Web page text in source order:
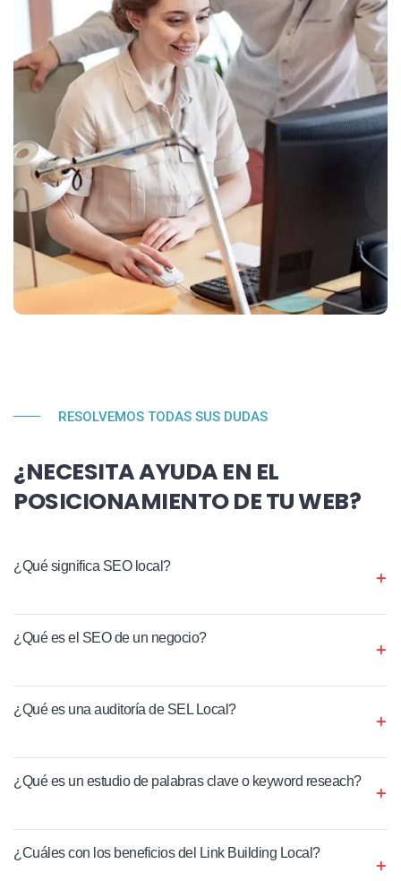
RESOLVEMOS TODAS SUS DUDAS
¿NECESITA AYUDA EN EL
POSICIONAMIENTO DE TU WEB?
¿Qué significa SEO local?
¿Qué es el SEO de un negocio?
¿Qué es una auditoría de SEL Local?
¿Qué es un estudio de palabras clave o keyword reseach?
¿Cuáles con los beneficios del Link Building Local?